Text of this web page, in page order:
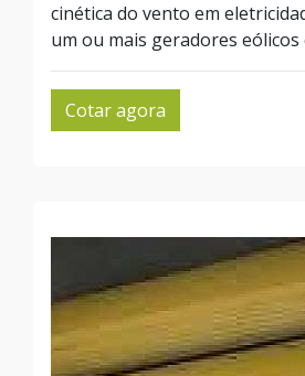
cinética do vento em
um ou mais geradores eólicos
Cotar agora